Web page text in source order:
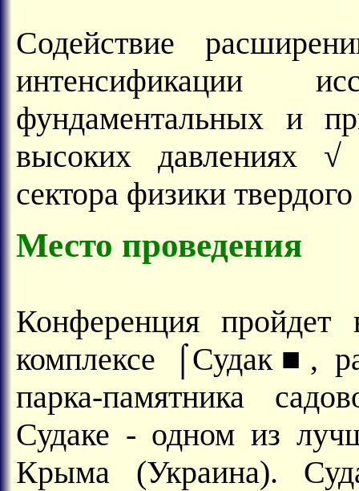
Содействие
интенсификации
фундаментальных и
высоких давлениях √
сектора физики
Место проведения
Конференция пройдет
комплексе ⌠Судак■,
парка-памятника
Судаке - одном из
Крыма (Украина).